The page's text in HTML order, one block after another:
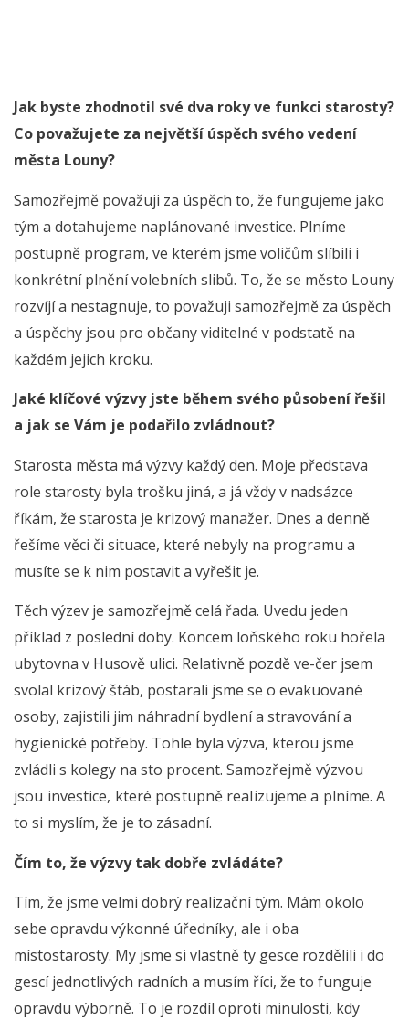
Jak byste zhodnotil své dva roky ve funkci starosty?
Co považujete za největší úspěch svého vedení
města Louny?
Samozřejmě považuji za úspěch to, že fungujeme jako
tým a dotahujeme naplánované investice. Plníme
postupně program, ve kterém jsme voličům slíbili i
konkrétní plnění volebních slibů. To, že se město Louny
rozvíjí a nestagnuje, to považuji samozřejmě za úspěch
a úspěchy jsou pro občany viditelné v podstatě na
každém jejich kroku.
Jaké klíčové výzvy jste během svého působení řešil
a jak se Vám je podařilo zvládnout?
Starosta města má výzvy každý den. Moje představa
role starosty byla trošku jiná, a já vždy v nadsázce
říkám, že starosta je krizový manažer. Dnes a denně
řešíme věci či situace, které nebyly na programu a
musíte se k nim postavit a vyřešit je.
Těch výzev je samozřejmě celá řada. Uvedu jeden
příklad z poslední doby. Koncem loňského roku hořela
ubytovna v Husově ulici. Relativně pozdě ve-čer jsem
svolal krizový štáb, postarali jsme se o evakuované
osoby, zajistili jim náhradní bydlení a stravování a
hygienické potřeby. Tohle byla výzva, kterou jsme
zvládli s kolegy na sto procent. Samozřejmě výzvou
jsou investice, které postupně realizujeme a plníme. A
to si myslím, že je to zásadní.
Čím to, že výzvy tak dobře zvládáte?
Tím, že jsme velmi dobrý realizační tým. Mám okolo
sebe opravdu výkonné úředníky, ale i oba
místostarosty. My jsme si vlastně ty gesce rozdělili i do
gescí jednotlivých radních a musím říci, že to funguje
opravdu výborně. To je rozdíl oproti minulosti, kdy